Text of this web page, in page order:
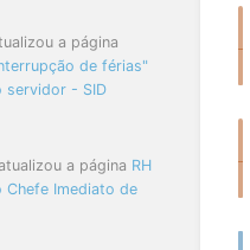
a página
de férias"
servidor - SID
a página RH
Imediato de